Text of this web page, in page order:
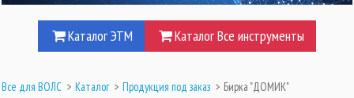
Каталог ЭТМ Каталог Все инструменты
Все для ВОЛС > Каталог > Продукция под заказ > Бирка "ДОМИК"